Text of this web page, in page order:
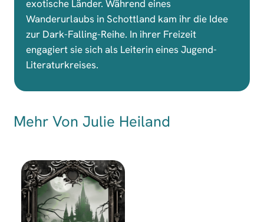
exotische Länder. Während eines
Wanderurlaubs in Schottland kam ihr die Idee
zur Dark-Falling-Reihe. In ihrer Freizeit
engagiert sie sich als Leiterin eines Jugend-
Literaturkreises.
Mehr Von Julie Heiland